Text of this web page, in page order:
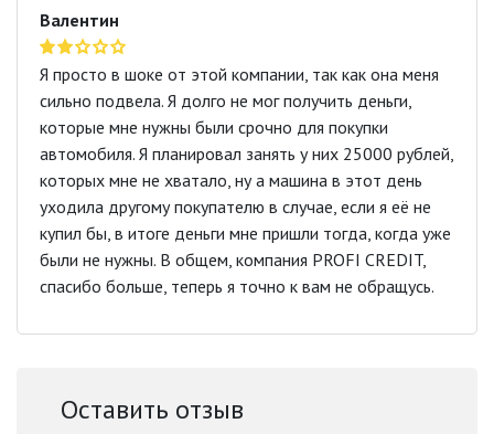
Валентин
Я просто в шоке от этой компании, так как она меня
сильно подвела. Я долго не мог получить деньги,
которые мне нужны были срочно для покупки
автомобиля. Я планировал занять у них 25000 рублей,
которых мне не хватало, ну а машина в этот день
уходила другому покупателю в случае, если я её не
купил бы, в итоге деньги мне пришли тогда, когда уже
были не нужны. В общем, компания PROFI CREDIT,
спасибо больше, теперь я точно к вам не обращусь.
Оставить отзыв